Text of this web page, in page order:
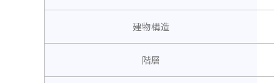
建物構造
階層